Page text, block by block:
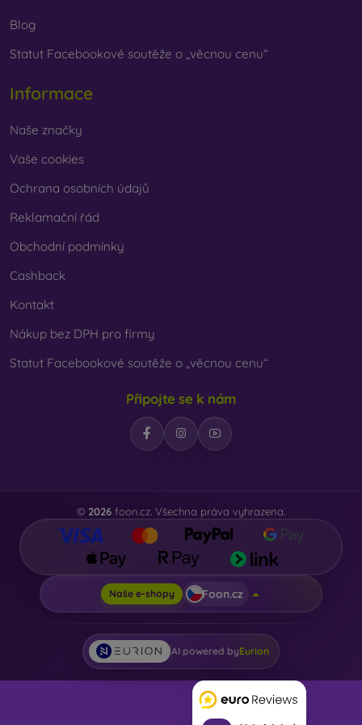
Blog
Statut Facebookové soutěže o „věcnou cenu“
Informace
Naše značky
Vaše cookies
Ochrana osobních údajů
Reklamační řád
Obchodní podmínky
Cashback
Kontakt
Nákup bez DPH pro firmy
Statut Facebookové soutěže o „věcnou cenu“
Připojte se k nám
© 2026 foon.cz. Všechna práva vyhrazena.
Naše e-shopy Foon.cz
AI powered byEurion